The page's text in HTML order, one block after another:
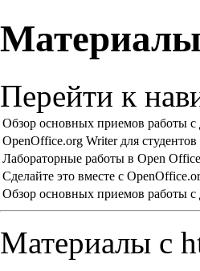
Перейти к
Обзор основных приемов работы
OpenOffice.org Writer для студентов
Лабораторные работы в Open Office
Сделайте это вместе с
Обзор основных приемов работы
Материалы с